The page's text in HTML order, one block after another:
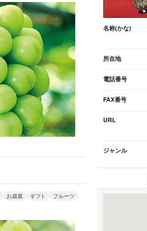
お歳暮 ギフト フルーツ
名称(かな)
所在地
電話番号
FAX番号
URL
ジャンル